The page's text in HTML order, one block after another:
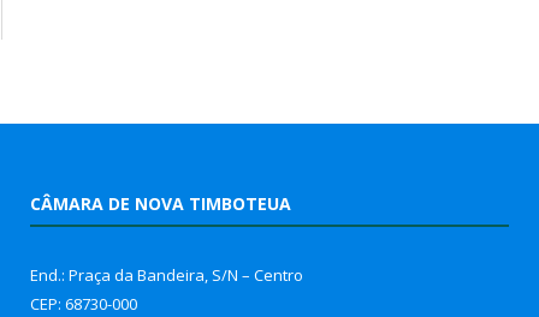
CÂMARA DE NOVA TIMBOTEUA
End.: Praça da Bandeira, S/N – Centro
CEP: 68730-000